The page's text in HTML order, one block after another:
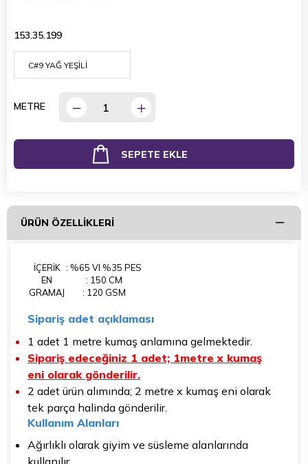
153.35.199
METRE
ÜRÜN ÖZELLIKLERI
İÇERİK : %65 VI %35 PES
EN
: 150 CM
GRAMAJ
: 120 GSM
Sipariş adet açıklaması
1 adet 1 metre kumaş anlamına gelmektedir.
Sipariş edeceğiniz 1 adet; 1metre x kumaş
eni olarak gönderilir.
2 adet ürün alımında; 2 metre x kumaş eni olarak
tek parça halinda gönderilir.
Kullanım Alanları
Ağırlıklı olarak giyim ve süsleme alanlarında
kullanılır.